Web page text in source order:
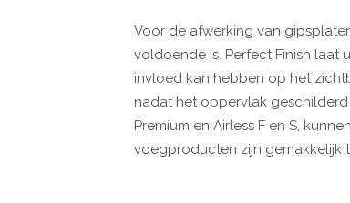
Voor de afwerking van
voldoende is. Perfect Finish laat
invloed kan hebben op het
nadat het oppervlak
Premium en Airless F en S,
voegproducten zijn gemakkelijk